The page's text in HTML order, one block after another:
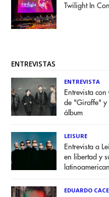
Twilight In
ENTREVISTAS
ENTREVISTA
Entrevista
de "Giraffe" y
álbum
LEISURE
Entrevista a
en libertad y
EDUARDO